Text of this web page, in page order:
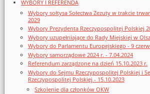
WYBORY I REFERENDA
Wybory sołtysa Sołectwa Zezuty w trakcie
2029
Wybory Prezydenta Rzeczypospolitej Polskiej
Wybory uzupełniające do Rady Miejskiej w
Wybory do Parlamentu Europejskiego - 9
Wybory samorządowe 2024 r. - 7.04.2024
Referendum zarządzone na dzień 15.10.2023 r.
Wybory do Sejmu Rzeczypospolitej Polskiej i
Rzeczypospolitej Polskiej - 15.10.2023
Szkolenie dla członków OKW